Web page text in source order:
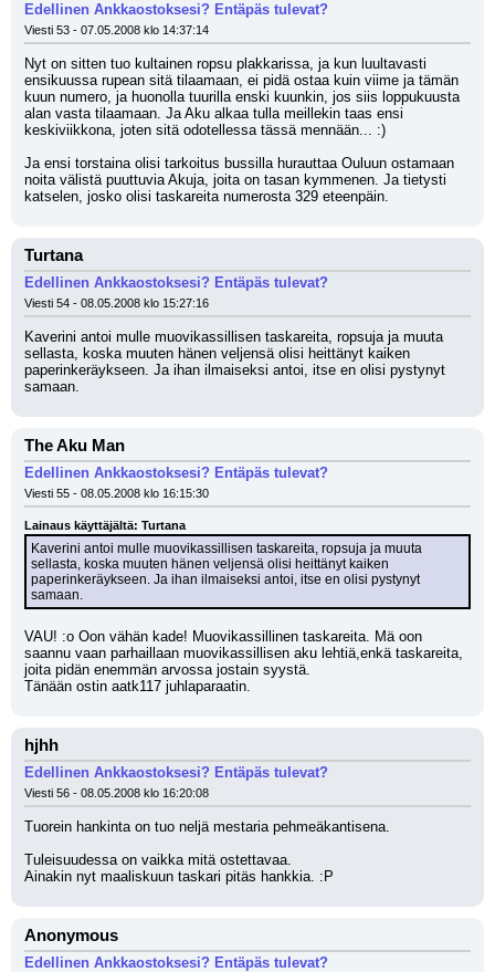
Edellinen Ankkaostoksesi? Entäpäs tulevat?
Viesti 53 - 07.05.2008 klo 14:37:14
Nyt on sitten tuo kultainen ropsu plakkarissa, ja kun luultavasti
ensikuussa rupean sitä tilaamaan, ei pidä ostaa kuin viime ja tämän
kuun numero, ja huonolla tuurilla enski kuunkin, jos siis loppukuusta
alan vasta tilaamaan. Ja Aku alkaa tulla meillekin taas ensi
keskiviikkona, joten sitä odotellessa tässä mennään... :)
Ja ensi torstaina olisi tarkoitus bussilla hurauttaa Ouluun ostamaan
noita välistä puuttuvia Akuja, joita on tasan kymmenen. Ja tietysti
katselen, josko olisi taskareita numerosta 329 eteenpäin.
Turtana
Edellinen Ankkaostoksesi? Entäpäs tulevat?
Viesti 54 - 08.05.2008 klo 15:27:16
Kaverini antoi mulle muovikassillisen taskareita, ropsuja ja muuta
sellasta, koska muuten hänen veljensä olisi heittänyt kaiken
paperinkeräykseen. Ja ihan ilmaiseksi antoi, itse en olisi pystynyt
samaan.
The Aku Man
Edellinen Ankkaostoksesi? Entäpäs tulevat?
Viesti 55 - 08.05.2008 klo 16:15:30
Lainaus käyttäjältä: Turtana
Kaverini antoi mulle muovikassillisen taskareita, ropsuja ja muuta
sellasta, koska muuten hänen veljensä olisi heittänyt kaiken
paperinkeräykseen. Ja ihan ilmaiseksi antoi, itse en olisi pystynyt
samaan.
VAU! :o Oon vähän kade! Muovikassillinen taskareita. Mä oon
saannu vaan parhaillaan muovikassillisen aku lehtiä,enkä taskareita,
joita pidän enemmän arvossa jostain syystä.
Tänään ostin aatk117 juhlaparaatin.
hjhh
Edellinen Ankkaostoksesi? Entäpäs tulevat?
Viesti 56 - 08.05.2008 klo 16:20:08
Tuorein hankinta on tuo neljä mestaria pehmeäkantisena.
Tuleisuudessa on vaikka mitä ostettavaa.
Ainakin nyt maaliskuun taskari pitäs hankkia. :P
Anonymous
Edellinen Ankkaostoksesi? Entäpäs tulevat?